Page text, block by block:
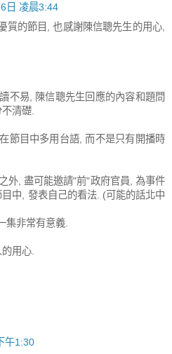
日 凌晨3:44
質的節目, 也感謝陳信聰先生的用心,
不易, 陳信聰先生回應的內容和題問
清礎.
節目中多用台語, 而不是只有開播時
外, 盡可能邀請"前"政府官員, 為事件
中, 發表自己的看法. (可能的話北中
集非常有意義.
用心.
午1:30